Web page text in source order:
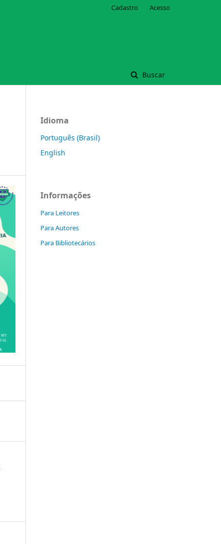
Buscar
Cadastro Acesso
Idioma
Português (Brasil)
English
Informações
Para Leitores
Para Autores
Para Bibliotecários